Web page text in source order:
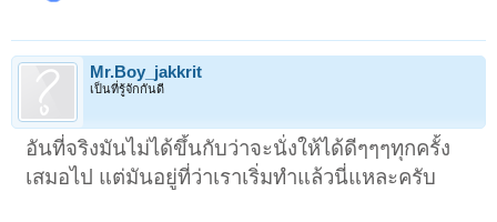
Mr.Boy_jakkrit
เป็นที่รู้จักกันดี
อันที่จริงมันไม่ได้ขึ้นกับว่าจะนั่งให้ได้ดีๆๆๆทุกครั้ง
เสมอไป แต่มันอยู่ที่ว่าเราเริ่มทำแล้วนี่แหละครับ